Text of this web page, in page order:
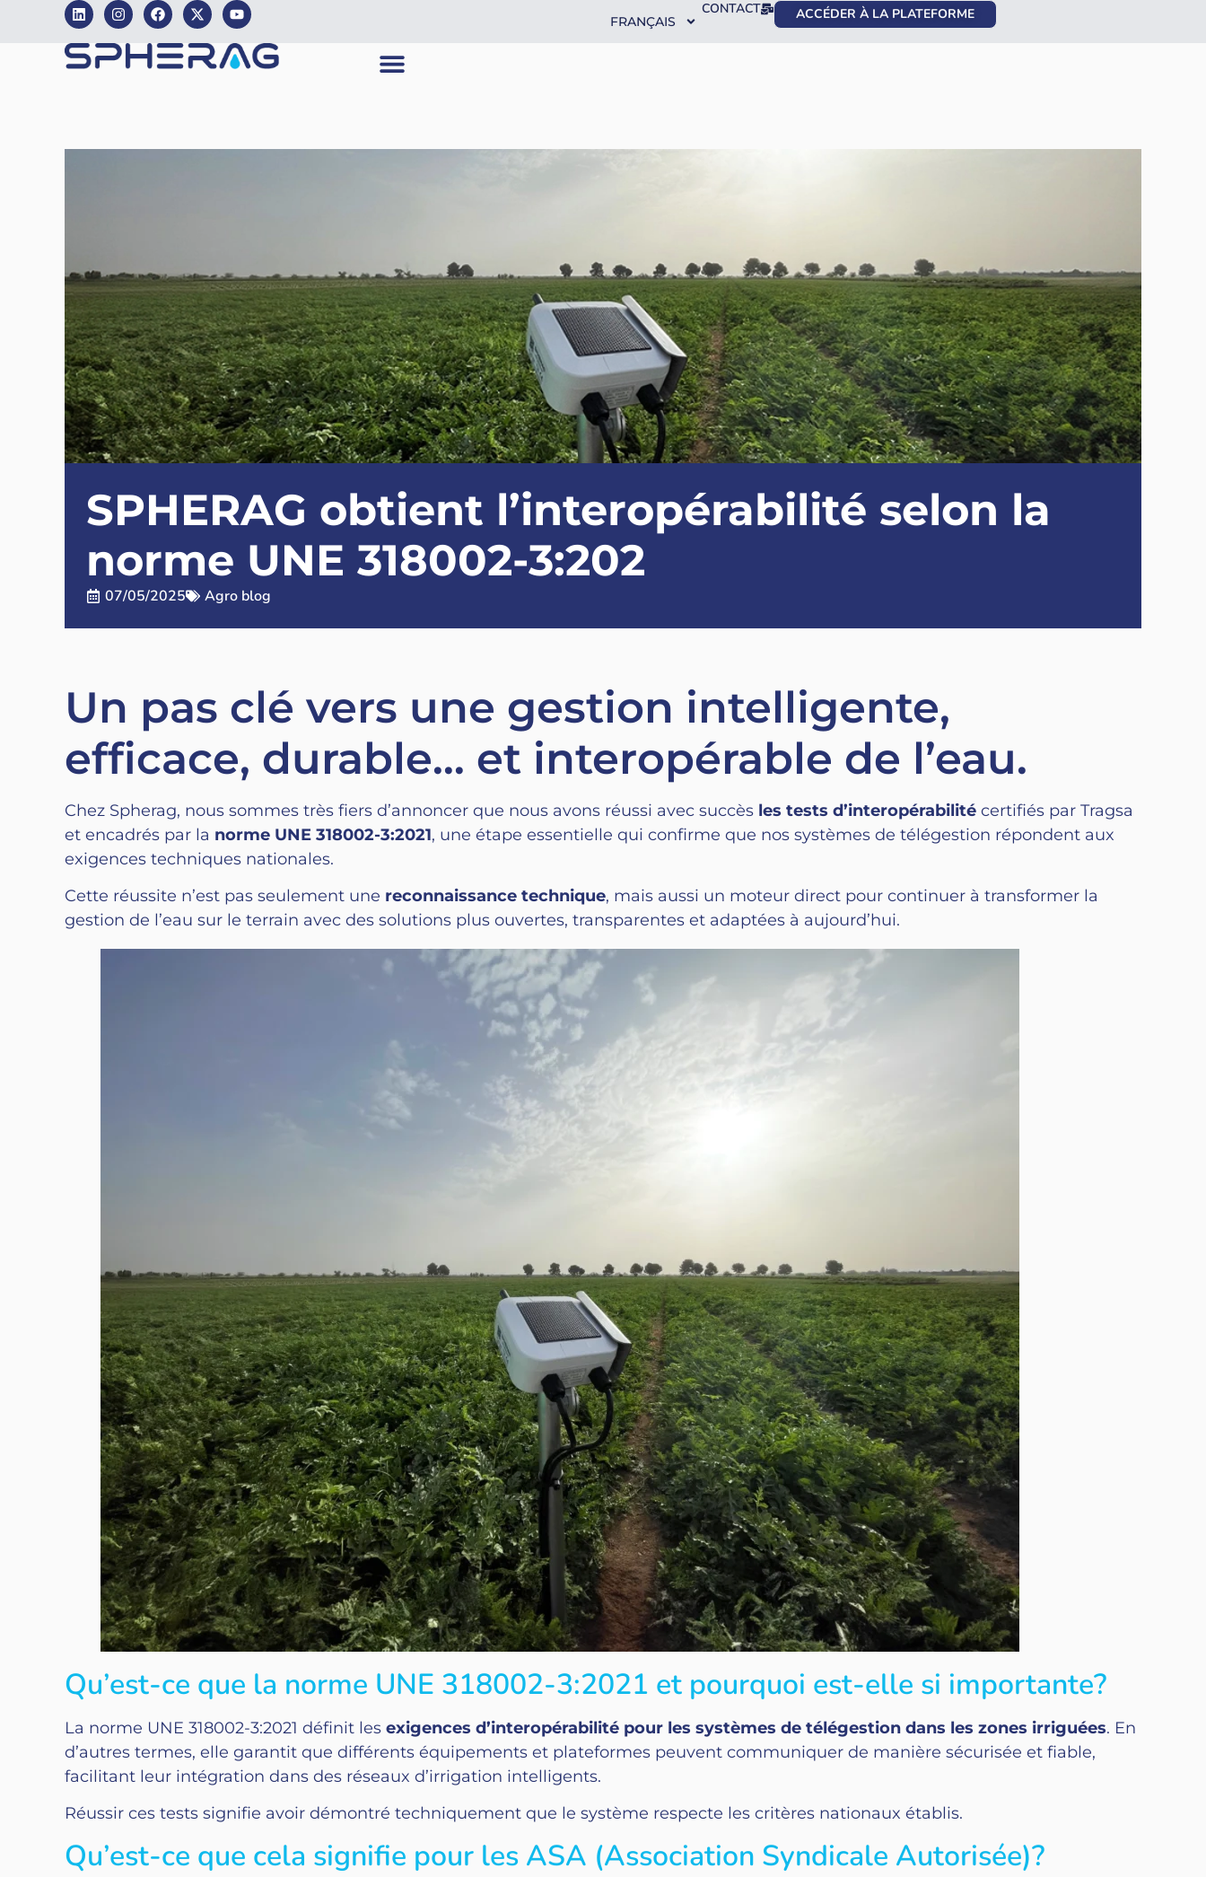
FRANÇAIS
CONTACT ACCÉDER À LA PLATEFORME
SPHERAG obtient l’interopérabilité selon la
norme UNE 318002-3:202
07/05/2025 Agro blog
Un pas clé vers une gestion intelligente,
efficace, durable… et interopérable de l’eau.
Chez Spherag, nous sommes très fiers d’annoncer que nous avons réussi avec succès les tests d’interopérabilité certifiés par Tragsa
et encadrés par la norme UNE 318002-3:2021, une étape essentielle qui confirme que nos systèmes de télégestion répondent aux
exigences techniques nationales.
Cette réussite n’est pas seulement une reconnaissance technique, mais aussi un moteur direct pour continuer à transformer la
gestion de l’eau sur le terrain avec des solutions plus ouvertes, transparentes et adaptées à aujourd’hui.
Qu’est-ce que la norme UNE 318002-3:2021 et pourquoi est-elle si importante?
La norme UNE 318002-3:2021 définit les exigences d’interopérabilité pour les systèmes de télégestion dans les zones irriguées. En
d’autres termes, elle garantit que différents équipements et plateformes peuvent communiquer de manière sécurisée et fiable,
facilitant leur intégration dans des réseaux d’irrigation intelligents.
Réussir ces tests signifie avoir démontré techniquement que le système respecte les critères nationaux établis.
Qu’est-ce que cela signifie pour les ASA (Association Syndicale Autorisée)?